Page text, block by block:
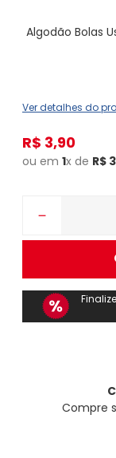
Algodão Bolas
Ver detalhes do
R$ 3,90
ou em 1x de R$ 3
－
Compre